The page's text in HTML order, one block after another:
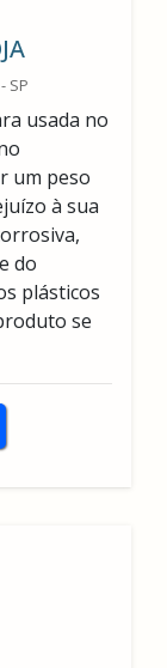
SP
usada no
um peso
à sua
do
plásticos
se